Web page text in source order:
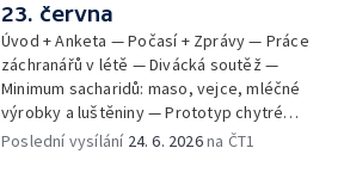
23. června
Úvod + Anketa — Počasí + Zprávy — Práce
záchranářů v létě — Divácká soutěž —
Minimum sacharidů: maso, vejce, mléčné
výrobky a luštěniny — Prototyp chytré
vložky do bot pro běžce — Anketa +
Poslední vysílání 24. 6. 2026na ČT1